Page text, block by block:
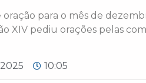
para o mês de
XIV pediu orações pelas
10:05